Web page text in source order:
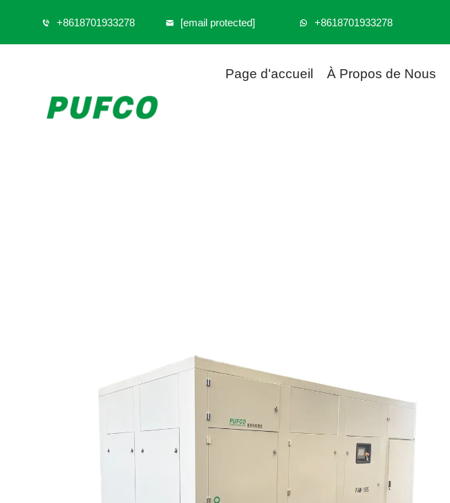
+8618701933278 [email protected] +8618701933278
Page d'accueil À Propos de Nous